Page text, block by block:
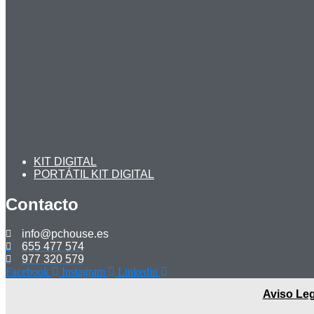
KIT DIGITAL
PORTÁTIL KIT DIGITAL
Contacto
info@pchouse.es
655 477 574
977 320 579
Facebook
Instagram
Linkedin
Aviso